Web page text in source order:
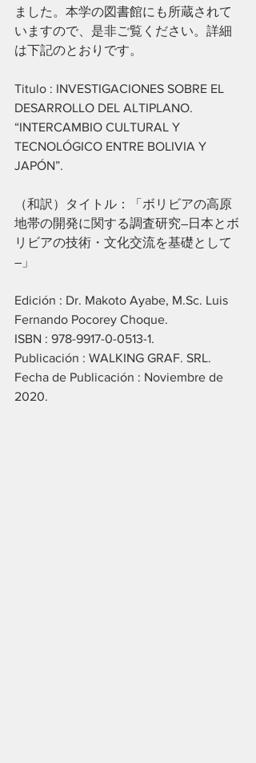
ました。本学の図書館にも所蔵されて
いますので、是非ご覧ください。詳細
は下記のとおりです。
Titulo : INVESTIGACIONES SOBRE EL
DESARROLLO DEL ALTIPLANO.
“INTERCAMBIO CULTURAL Y
TECNOLÓGICO ENTRE BOLIVIA Y
JAPÓN”.
（和訳）タイトル：「ボリビアの高原
地帯の開発に関する調査研究―日本とボ
リビアの技術・文化交流を基礎として
―」
Edición : Dr. Makoto Ayabe, M.Sc. Luis
Fernando Pocorey Choque.
ISBN : 978-9917-0-0513-1.
Publicación : WALKING GRAF. SRL.
Fecha de Publicación : Noviembre de
2020.